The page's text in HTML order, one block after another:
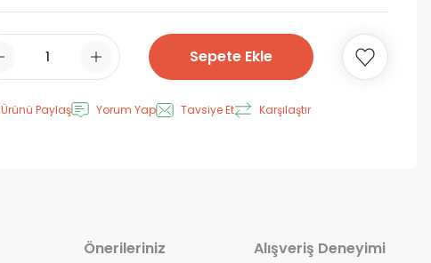
Sepete Ekle
Ürünü Paylaş Yorum Yap Tavsiye Et Karşılaştır
Önerileriniz Alışveriş Deneyimi